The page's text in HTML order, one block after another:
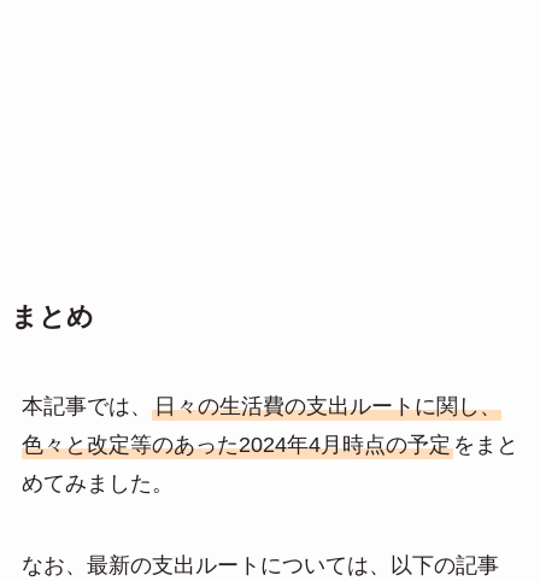
まとめ
本記事では、 日々の生活費の支出ルートに関し、
色々と改定等のあった2024年4月時点の予定をまと
めてみました。
なお、最新の支出ルートについては、以下の記事